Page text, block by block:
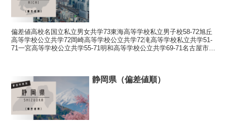
偏差値高校名国立私立男女共学73東海高等学校私立男子校58-72旭丘
高等学校公立共学72岡崎高等学校公立共学72滝高等学校私立共学51-
71一宮高等学校公立共学55-71明和高等学校公立共学69-71名古屋市立
静岡県（偏差値順）